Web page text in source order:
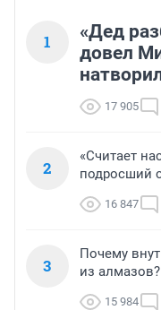
1
«Дед
довел
17 905
2
«Считает
подросший
16 847
3
Почему
из
15 984